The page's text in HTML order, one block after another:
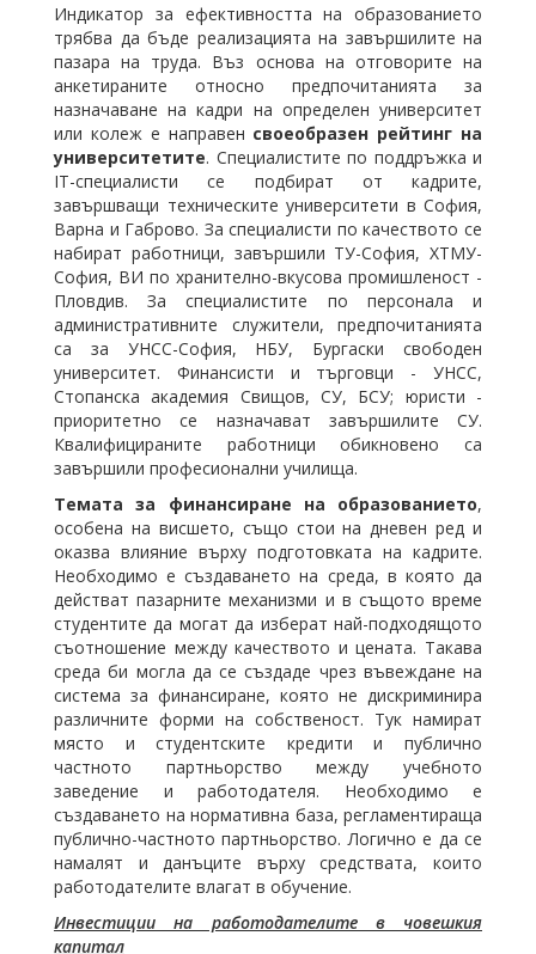
Индикатор за ефективността на образованието
трябва да бъде реализацията на завършилите на
пазара на труда. Въз основа на отговорите на
анкетираните относно предпочитанията за
назначаване на кадри на определен университет
или колеж е направен своеобразен рейтинг на
университетите. Специалистите по поддръжка и
IT-специалисти се подбират от кадрите,
завършващи техническите университети в София,
Варна и Габрово. За специалисти по качеството се
набират работници, завършили ТУ-София, ХТМУ-
София, ВИ по хранително-вкусова промишленост -
Пловдив. За специалистите по персонала и
административните служители, предпочитанията
са за УНСС-София, НБУ, Бургаски свободен
университет. Финансисти и търговци - УНСС,
Стопанска академия Свищов, СУ, БСУ; юристи -
приоритетно се назначават завършилите СУ.
Квалифицираните работници обикновено са
завършили професионални училища.
Темата за финансиране на образованието,
особена на висшето, също стои на дневен ред и
оказва влияние върху подготовката на кадрите.
Необходимо е създаването на среда, в която да
действат пазарните механизми и в същото време
студентите да могат да изберат най-подходящото
съотношение между качеството и цената. Такава
среда би могла да се създаде чрез въвеждане на
система за финансиране, която не дискриминира
различните форми на собственост. Тук намират
място и студентските кредити и публично
частното партньорство между учебното
заведение и работодателя. Необходимо е
създаването на нормативна база, регламентираща
публично-частното партньорство. Логично е да се
намалят и данъците върху средствата, които
работодателите влагат в обучение.
Инвестиции на работодателите в човешкия
капитал